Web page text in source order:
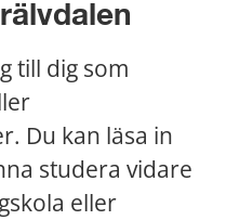
till dig som
Du kan läsa in
studera vidare
eller